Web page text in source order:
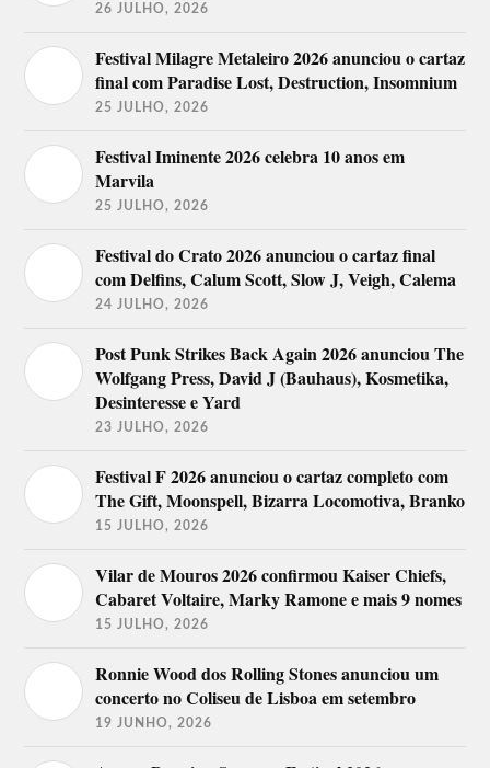
26 JULHO, 2026
Festival Milagre Metaleiro 2026 anunciou o cartaz
final com Paradise Lost, Destruction, Insomnium
25 JULHO, 2026
Festival Iminente 2026 celebra 10 anos em
Marvila
25 JULHO, 2026
Festival do Crato 2026 anunciou o cartaz final
com Delfins, Calum Scott, Slow J, Veigh, Calema
24 JULHO, 2026
Post Punk Strikes Back Again 2026 anunciou The
Wolfgang Press, David J (Bauhaus), Kosmetika,
Desinteresse e Yard
23 JULHO, 2026
Festival F 2026 anunciou o cartaz completo com
The Gift, Moonspell, Bizarra Locomotiva, Branko
15 JULHO, 2026
Vilar de Mouros 2026 confirmou Kaiser Chiefs,
Cabaret Voltaire, Marky Ramone e mais 9 nomes
15 JULHO, 2026
Ronnie Wood dos Rolling Stones anunciou um
concerto no Coliseu de Lisboa em setembro
19 JUNHO, 2026